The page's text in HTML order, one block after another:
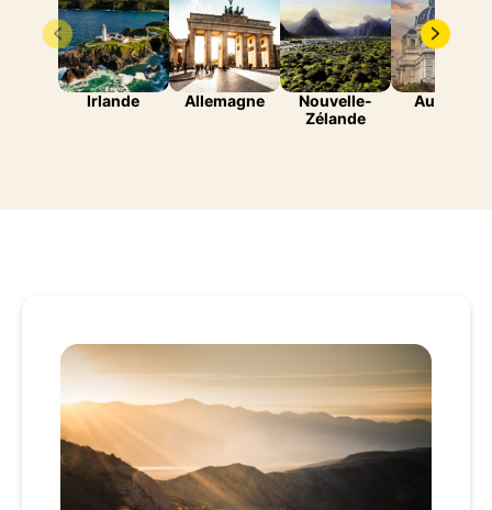
Irlande Allemagne
Nouvelle-
Zélande
Autriche